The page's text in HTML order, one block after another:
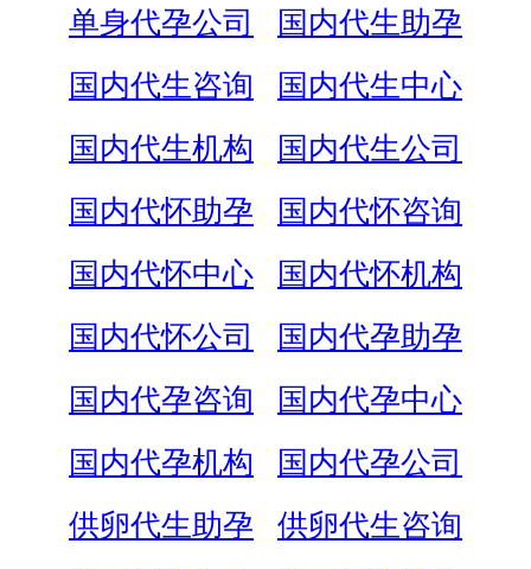
单身代孕公司
国内代生助孕
国内代生咨询
国内代生中心
国内代生机构
国内代生公司
国内代怀助孕
国内代怀咨询
国内代怀中心
国内代怀机构
国内代怀公司
国内代孕助孕
国内代孕咨询
国内代孕中心
国内代孕机构
国内代孕公司
供卵代生助孕
供卵代生咨询